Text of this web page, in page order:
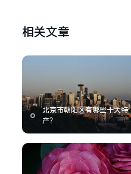
相关文章
北京市朝阳区有哪些十大特
产？